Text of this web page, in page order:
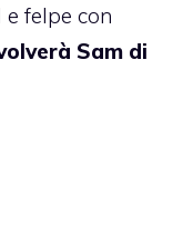
felpe con
Sam di